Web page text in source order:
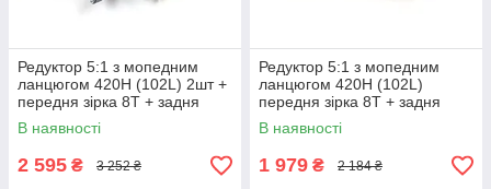
Редуктор 5:1 з мопедним
ланцюгом 420H (102L) 2шт +
передня зірка 8T + задня
зірка 41T 2шт
В наявності
2 595 ₴ 3 252 ₴
Редуктор 5:1 з мопедним
ланцюгом 420H (102L)
передня зірка 8T + задня
зірка 41T
В наявності
1 979 ₴ 2 184 ₴